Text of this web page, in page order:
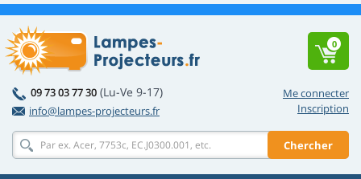
Me connecter
Inscription
09 73 03 77 30 (Lu-Ve 9-17)
info@lampes-projecteurs.fr
Chercher
0